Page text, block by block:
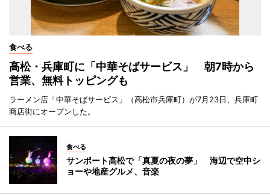
食べる
高松・兵庫町に「中華そばサービス」 朝7時から
営業、無料トッピングも
ラーメン店「中華そばサービス」（高松市兵庫町）が7月23日、兵庫町
商店街にオープンした。
食べる
サンポート高松で「真夏の夜の夢」 海辺で空中シ
ョーや地産グルメ、音楽